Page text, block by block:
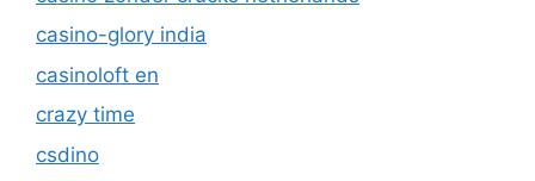
casino-glory india
casinoloft en
crazy time
csdino